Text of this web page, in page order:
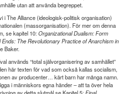
utan att använda begreppet.
i The Alliance (ideologisk-politisk organisation)
(massorganisation). För mer om denna
se kapitel 10:Organizational Dualism: Form
Ends: The Revolutionary Practice of Anarchism in
Baker.
används “total självorganisering av samhället”
här texten för vad som också kallas socialism,
av producenter… kärt barn har många namn.
i människors egna händer – att ta över hela